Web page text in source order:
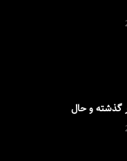
گذشته و حال